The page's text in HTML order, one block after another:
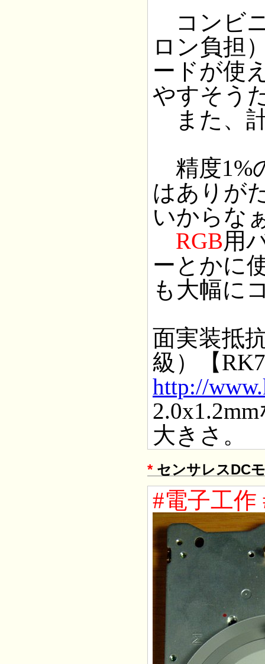
コンビ
ロン負担
ードが使
やすそう
また、
精度1%
はありが
いからな
RGB用
ーとかに
も大幅に
面実装抵
級）【
http://
大きさ。
*センサレスDC
#電子工作